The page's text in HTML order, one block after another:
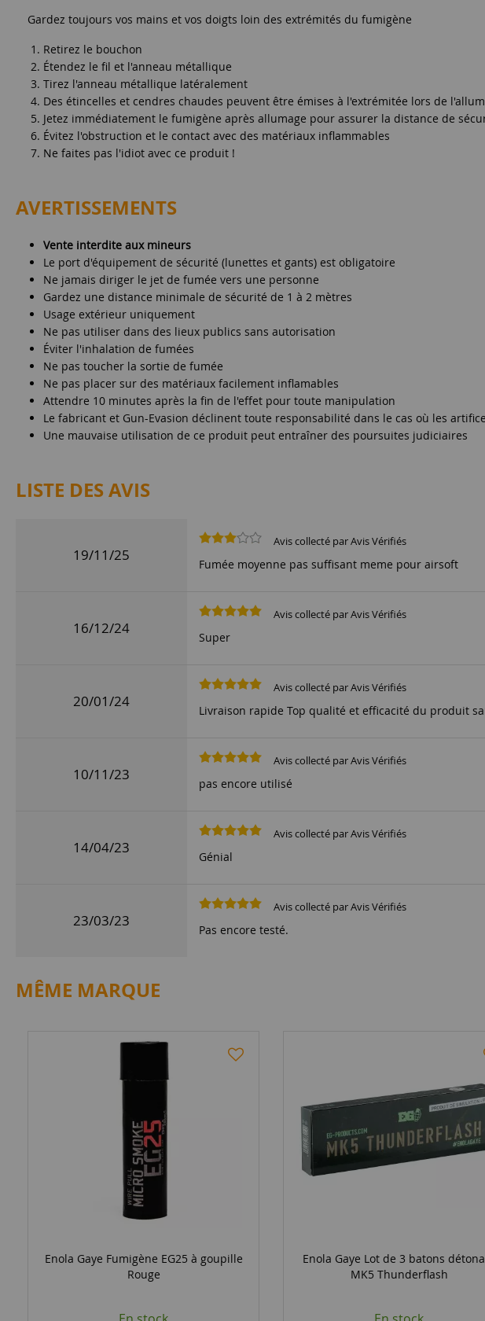
Gardez toujours vos mains et vos doigts loin des extrémités du fumigène
Retirez le bouchon
Étendez le fil et l'anneau métallique
Tirez l'anneau métallique latéralement
Des étincelles et cendres chaudes peuvent être émises à l'extrémitée lors de
Jetez immédiatement le fumigène après allumage pour assurer la distance de
Évitez l'obstruction et le contact avec des matériaux inflammables
Ne faites pas l'idiot avec ce produit !
AVERTISSEMENTS
Vente interdite aux mineurs
Le port d'équipement de sécurité (lunettes et gants) est obligatoire
Ne jamais diriger le jet de fumée vers une personne
Gardez une distance minimale de sécurité de 1 à 2 mètres
Usage extérieur uniquement
Ne pas utiliser dans des lieux publics sans autorisation
Éviter l'inhalation de fumées
Ne pas toucher la sortie de fumée
Ne pas placer sur des matériaux facilement inflamables
Attendre 10 minutes après la fin de l'effet pour toute manipulation
Le fabricant et Gun-Evasion déclinent toute responsabilité dans le cas où les
Une mauvaise utilisation de ce produit peut entraîner des poursuites judiciaires
LISTE DES AVIS
19/11/25
Avis collecté par Avis Vérifiés
Fumée moyenne pas suffisant meme pour airsoft
16/12/24
Avis collecté par Avis Vérifiés
Super
20/01/24
Avis collecté par Avis Vérifiés
Livraison rapide Top qualité et efficacité du produit
10/11/23
Avis collecté par Avis Vérifiés
pas encore utilisé
14/04/23
Avis collecté par Avis Vérifiés
Génial
23/03/23
Avis collecté par Avis Vérifiés
Pas encore testé.
MÊME MARQUE
Enola Gaye Fumigène EG25 à goupille
Rouge
Enola Gaye Lot de 3 batons
MK5 Thunderflash